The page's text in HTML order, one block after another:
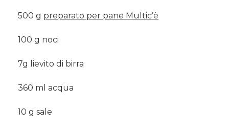
500 g preparato per pane Multic’è
100 g noci
7g lievito di birra
360 ml acqua
10 g sale